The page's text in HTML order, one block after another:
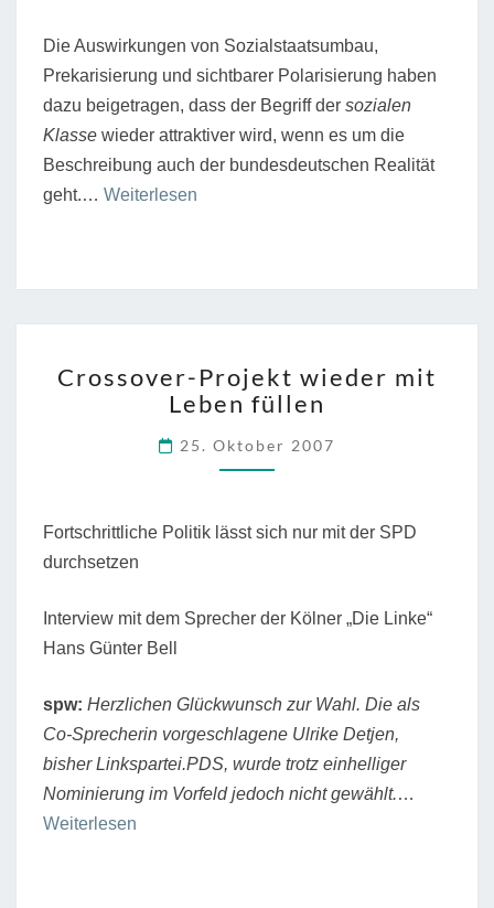
Die Auswirkungen von Sozialstaatsumbau,
Prekarisierung und sichtbarer Polarisierung haben
dazu beigetragen, dass der Begriff der sozialen
Klasse wieder attraktiver wird, wenn es um die
Beschreibung auch der bundesdeutschen Realität
geht.… Weiterlesen
Frage”PROJEKT
WIEDER
LEBEN
FÜLLEN
Crossover-Projekt wieder mit
Leben füllen
25. Oktober 2007
Fortschrittliche Politik lässt sich nur mit der SPD
durchsetzen
Interview mit dem Sprecher der Kölner „Die Linke“
Hans Günter Bell
spw: Herzlichen Glückwunsch zur Wahl. Die als
Co-Sprecherin vorgeschlagene Ulrike Detjen,
bisher Linkspartei.PDS, wurde trotz einhelliger
Nominierung im Vorfeld jedoch nicht gewählt.…
Weiterlesen